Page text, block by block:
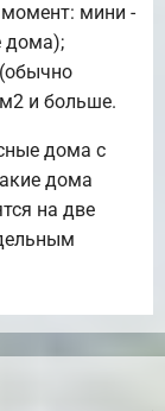
мини -
дома);
и больше.
дома с
дома
на две